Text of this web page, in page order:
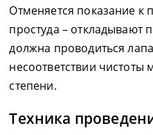
Отменяется показание к
простуда – откладывают
должна проводиться
несоответствии
степени.
Техника